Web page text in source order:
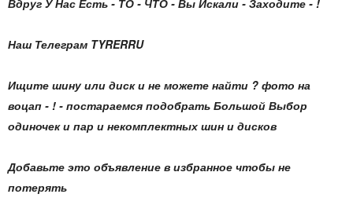
Вдруг У Нас Есть - ТО - ЧТО - Вы Искали - Заходите - !
Наш Телеграм TYRERRU
Ищите шину или диск и не можете найти ? фото на
воцап - ! - постараемся подобрать Большой Выбор
одиночек и пар и некомплектных шин и дисков
Добавьте это объявление в избранное чтобы не
потерять